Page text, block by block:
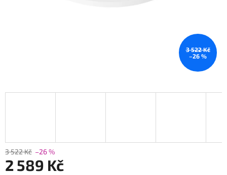
3 522 Kč
–26 %
3 522 Kč –26 %
2 589 Kč